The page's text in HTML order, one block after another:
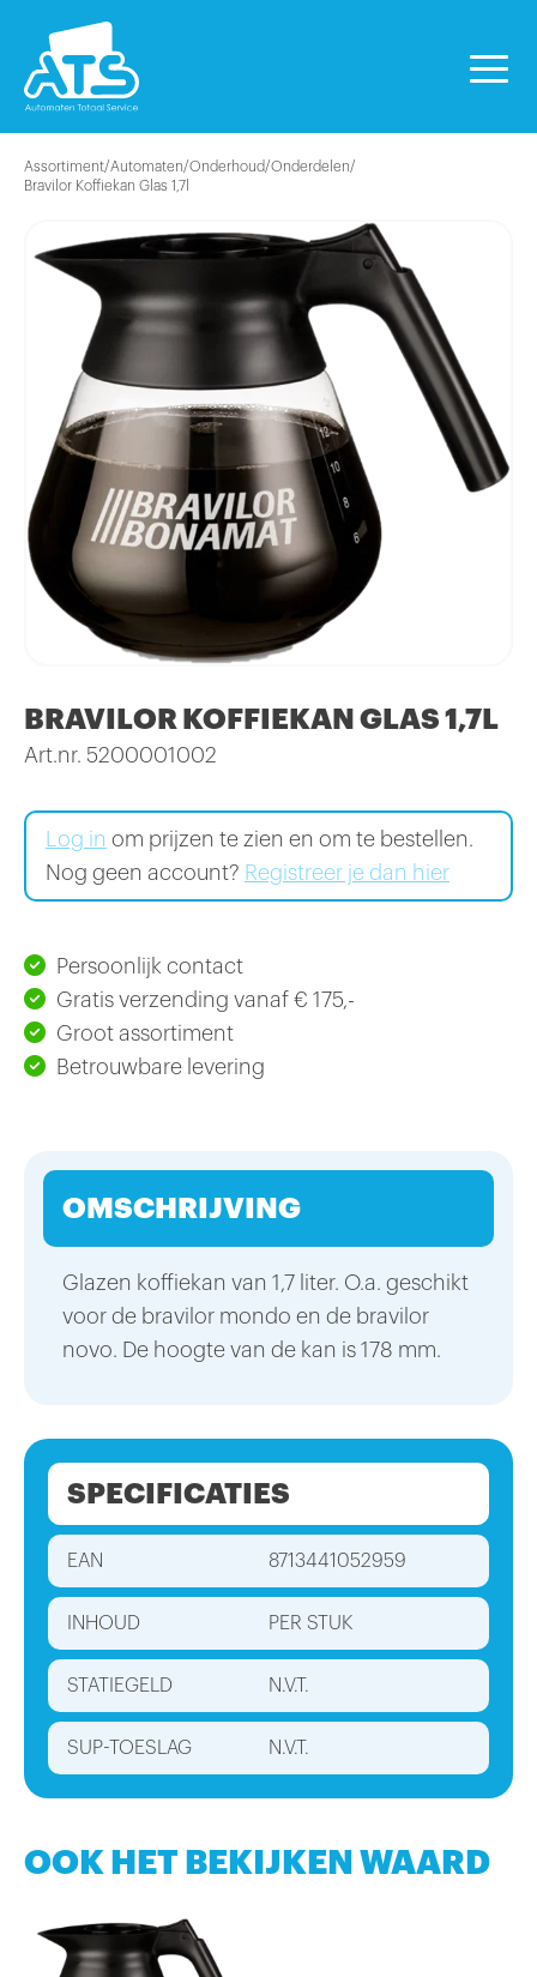
Assortiment/Automaten/Onderhoud/Onderdelen/
Bravilor Koffiekan Glas 1,7l
BRAVILOR KOFFIEKAN GLAS 1,7L
Art.nr. 5200001002
Log in om prijzen te zien en om te bestellen.
Nog geen account? Registreer je dan hier
Persoonlijk contact
Gratis verzending vanaf € 175,-
Groot assortiment
Betrouwbare levering
OMSCHRIJVING
Glazen koffiekan van 1,7 liter. O.a. geschikt
voor de bravilor mondo en de bravilor
novo. De hoogte van de kan is 178 mm.
SPECIFICATIES
EAN 8713441052959
INHOUD PER STUK
STATIEGELD N.V.T.
SUP-TOESLAG N.V.T.
OOK HET BEKIJKEN WAARD